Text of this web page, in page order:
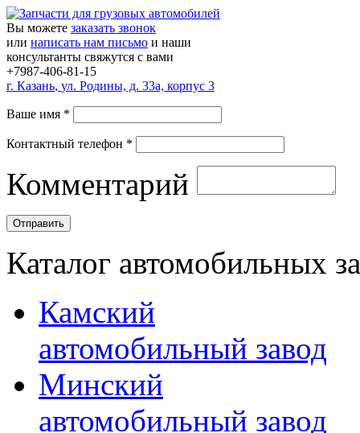
Вы можете заказать звонок
или написать нам письмо и наши
консультанты свяжутся с вами
+7987-406-81-15
г. Казань, ул. Родины, д. 33а, корпус 3
Ваше имя *
Контактный телефон *
Комментарий
Каталог автомобильных
Камский
автомобильный завод
Минский
автомобильный завод